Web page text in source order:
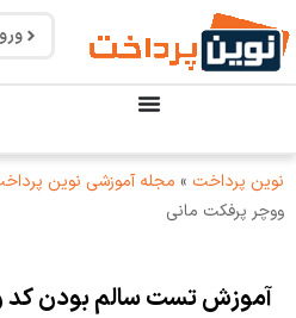
نوین پرداخت » مجله آموزشی نوین
ووچر پرفکت مانی
آموزش تست سالم بودن کد